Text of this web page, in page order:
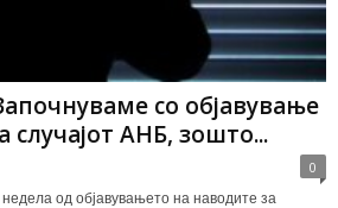
со објавување
случајот АНБ, зошто...
0
од објавувањето на наводите за